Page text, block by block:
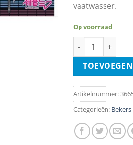
vaatwasser.
Op voorraad
Hatsune Miku
Artikelnummer:
Categorieën: